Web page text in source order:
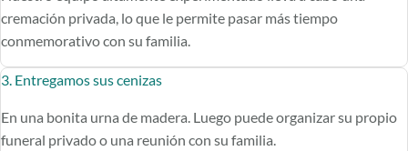
cremación privada, lo que le permite pasar más tiempo
conmemorativo con su familia.
3. Entregamos sus cenizas
En una bonita urna de madera. Luego puede organizar su propio
funeral privado o una reunión con su familia.